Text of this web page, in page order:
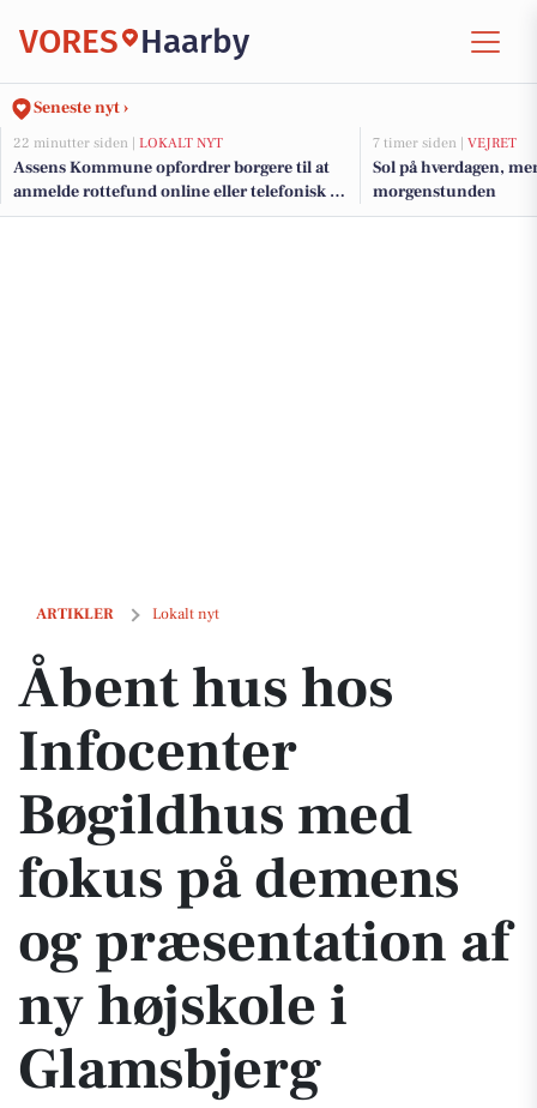
VORES Haarby
Seneste nyt ›
22 minutter siden | LOKALT NYT
Assens Kommune opfordrer borgere til at
anmelde rottefund online eller telefonisk på
hverdage
7 timer siden | VEJRET
Sol på hverdagen,
morgenstunden
ARTIKLER Lokalt nyt
Åbent hus hos Infocenter Bøgildhus med fokus på demens og
Åbent hus hos
Infocenter
Bøgildhus med
fokus på demens
og præsentation af
ny højskole i
Glamsbjerg